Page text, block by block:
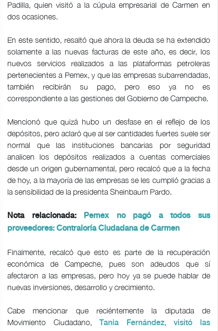
Padilla, quien visitó a la cúpula empresarial de Carmen en
dos ocasiones.
En este sentido, resaltó que ahora la deuda se ha extendido
solamente a las nuevas facturas de este año, es decir, los
nuevos servicios realizados a las plataformas petroleras
pertenecientes a Pemex, y que las empresas subarrendadas,
también recibirán su pago, pero eso ya no es
correspondiente a las gestiones del Gobierno de Campeche.
Mencionó que quizá hubo un desfase en el reflejo de los
depósitos, pero aclaró que al ser cantidades fuertes suele ser
normal que las instituciones bancarias por seguridad
analicen los depósitos realizados a cuentas comerciales
desde un origen gubernamental, pero recalcó que a la fecha
de hoy, a la mayoría de las empresas se les cumplió gracias a
la sensibilidad de la presidenta Sheinbaum Pardo.
Nota relacionada:
Pemex no pagó a todos sus
proveedores: Contraloría Ciudadana de Carmen
Finalmente, recalcó que esto es parte de la recuperación
económica de Campeche, pues son adeudos que sí
afectaron a las empresas, pero hoy ya se puede hablar de
nuevas inversiones, desarrollo y crecimiento.
Cabe mencionar que reciéntemente la diputada de
Movimiento Ciudadano,Tania Fernández, visitó las